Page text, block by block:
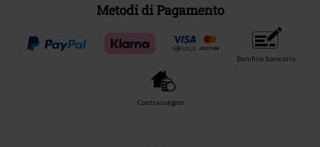
Metodi di Pagamento
Bonifico bancario
Contrassegno